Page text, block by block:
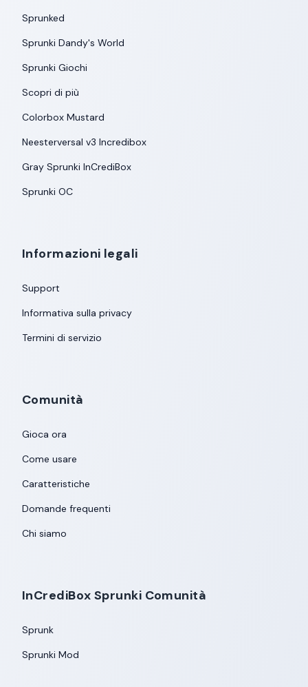
Sprunked
Sprunki Dandy's World
Sprunki Giochi
Scopri di più
Colorbox Mustard
Neesterversal v3 Incredibox
Gray Sprunki InCrediBox
Sprunki OC
Informazioni legali
Support
Informativa sulla privacy
Termini di servizio
Comunità
Gioca ora
Come usare
Caratteristiche
Domande frequenti
Chi siamo
InCrediBox Sprunki Comunità
Sprunk
Sprunki Mod